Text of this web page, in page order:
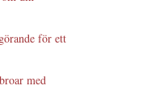
för ett
med